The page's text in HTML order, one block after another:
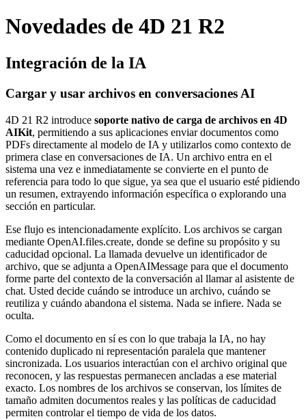
Novedades de 4D 21 R2
Integración de la IA
Cargar y usar archivos en conversaciones AI
4D 21 R2 introduce soporte nativo de carga de archivos en 4D
AIKit, permitiendo a sus aplicaciones enviar documentos como
PDFs directamente al modelo de IA y utilizarlos como contexto de
primera clase en conversaciones de IA. Un archivo entra en el
sistema una vez e inmediatamente se convierte en el punto de
referencia para todo lo que sigue, ya sea que el usuario esté pidiendo
un resumen, extrayendo información específica o explorando una
sección en particular.
Ese flujo es intencionadamente explícito. Los archivos se cargan
mediante OpenAI.files.create, donde se define su propósito y su
caducidad opcional. La llamada devuelve un identificador de
archivo, que se adjunta a OpenAIMessage para que el documento
forme parte del contexto de la conversación al llamar al asistente de
chat. Usted decide cuándo se introduce un archivo, cuándo se
reutiliza y cuándo abandona el sistema. Nada se infiere. Nada se
oculta.
Como el documento en sí es con lo que trabaja la IA, no hay
contenido duplicado ni representación paralela que mantener
sincronizada. Los usuarios interactúan con el archivo original que
reconocen, y las respuestas permanecen ancladas a ese material
exacto. Los nombres de los archivos se conservan, los límites de
tamaño admiten documentos reales y las políticas de caducidad
permiten controlar el tiempo de vida de los datos.